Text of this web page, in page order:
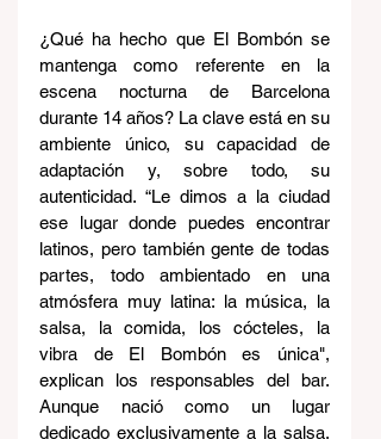
¿Qué ha hecho que El Bombón se
mantenga como referente en la
escena nocturna de Barcelona
durante 14 años? La clave está en su
ambiente único, su capacidad de
adaptación y, sobre todo, su
autenticidad. “Le dimos a la ciudad
ese lugar donde puedes encontrar
latinos, pero también gente de todas
partes, todo ambientado en una
atmósfera muy latina: la música, la
salsa, la comida, los cócteles, la
vibra de El Bombón es única",
explican los responsables del bar.
Aunque nació como un lugar
dedicado exclusivamente a la salsa,